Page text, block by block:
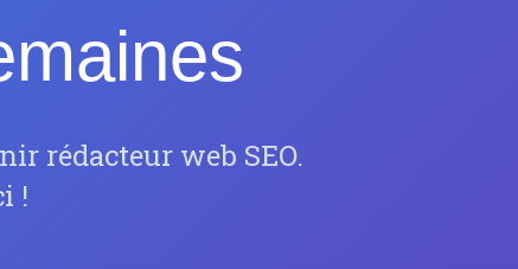
rédacteur web SEO.
!